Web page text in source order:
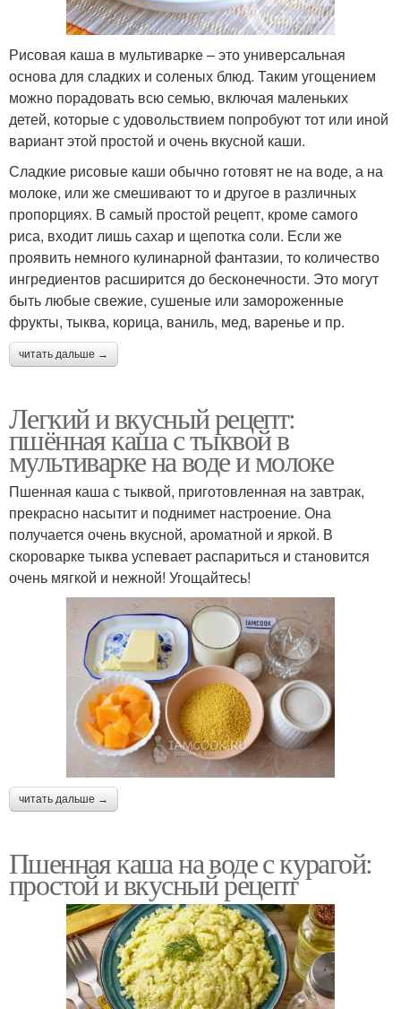
Рисовая каша в мультиварке – это универсальная
основа для сладких и соленых блюд. Таким угощением
можно порадовать всю семью, включая маленьких
детей, которые с удовольствием попробуют тот или иной
вариант этой простой и очень вкусной каши.
Сладкие рисовые каши обычно готовят не на воде, а на
молоке, или же смешивают то и другое в различных
пропорциях. В самый простой рецепт, кроме самого
риса, входит лишь сахар и щепотка соли. Если же
проявить немного кулинарной фантазии, то количество
ингредиентов расширится до бесконечности. Это могут
быть любые свежие, сушеные или замороженные
фрукты, тыква, корица, ваниль, мед, варенье и пр.
читать дальше →
Легкий и вкусный рецепт:
пшённая каша с тыквой в
мультиварке на воде и молоке
Пшенная каша с тыквой, приготовленная на завтрак,
прекрасно насытит и поднимет настроение. Она
получается очень вкусной, ароматной и яркой. В
скороварке тыква успевает распариться и становится
очень мягкой и нежной! Угощайтесь!
читать дальше →
Пшенная каша на воде с курагой:
простой и вкусный рецепт